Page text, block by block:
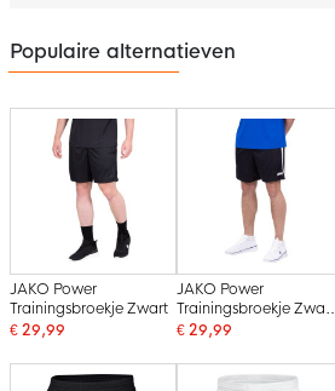
Populaire alternatieven
JAKO Power
Trainingsbroekje Zwart
€ 29,99
JAKO Power
Trainingsbroekje Zwart
Wit
€ 29,99